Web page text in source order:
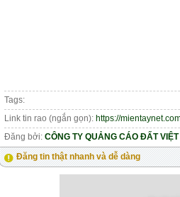
Tags:
Link tin rao (ngắn gọn): https://
Đăng bởi: CÔNG TY QUẢNG CÁO ĐẤT VIỆT
Đăng tin thật nhanh và dễ dàng